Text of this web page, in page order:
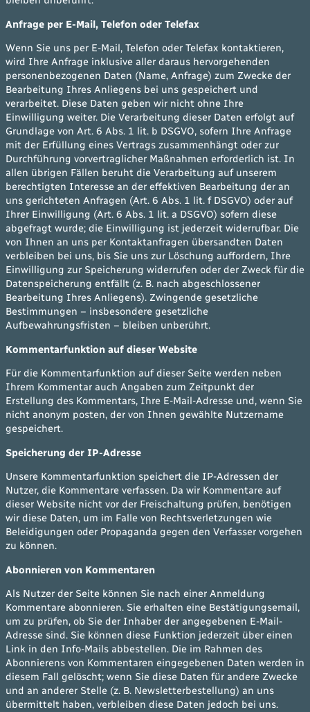
Anfrage per E-Mail, Telefon oder Telefax
Wenn Sie uns per E-Mail, Telefon oder Telefax kontaktieren,
wird Ihre Anfrage inklusive aller daraus hervorgehenden
personenbezogenen Daten (Name, Anfrage) zum Zwecke der
Bearbeitung Ihres Anliegens bei uns gespeichert und
verarbeitet. Diese Daten geben wir nicht ohne Ihre
Einwilligung weiter. Die Verarbeitung dieser Daten erfolgt auf
Grundlage von Art. 6 Abs. 1 lit. b DSGVO, sofern Ihre Anfrage
mit der Erfüllung eines Vertrags zusammenhängt oder zur
Durchführung vorvertraglicher Maßnahmen erforderlich ist. In
allen übrigen Fällen beruht die Verarbeitung auf unserem
berechtigten Interesse an der effektiven Bearbeitung der an
uns gerichteten Anfragen (Art. 6 Abs. 1 lit. f DSGVO) oder auf
Ihrer Einwilligung (Art. 6 Abs. 1 lit. a DSGVO) sofern diese
abgefragt wurde; die Einwilligung ist jederzeit widerrufbar. Die
von Ihnen an uns per Kontaktanfragen übersandten Daten
verbleiben bei uns, bis Sie uns zur Löschung auffordern, Ihre
Einwilligung zur Speicherung widerrufen oder der Zweck für die
Datenspeicherung entfällt (z. B. nach abgeschlossener
Bearbeitung Ihres Anliegens). Zwingende gesetzliche
Bestimmungen – insbesondere gesetzliche
Aufbewahrungsfristen – bleiben unberührt.
Kommentarfunktion auf dieser Website
Für die Kommentarfunktion auf dieser Seite werden neben
Ihrem Kommentar auch Angaben zum Zeitpunkt der
Erstellung des Kommentars, Ihre E-Mail-Adresse und, wenn Sie
nicht anonym posten, der von Ihnen gewählte Nutzername
gespeichert.
Speicherung der IP-Adresse
Unsere Kommentarfunktion speichert die IP-Adressen der
Nutzer, die Kommentare verfassen. Da wir Kommentare auf
dieser Website nicht vor der Freischaltung prüfen, benötigen
wir diese Daten, um im Falle von Rechtsverletzungen wie
Beleidigungen oder Propaganda gegen den Verfasser vorgehen
zu können.
Abonnieren von Kommentaren
Als Nutzer der Seite können Sie nach einer Anmeldung
Kommentare abonnieren. Sie erhalten eine Bestätigungsemail,
um zu prüfen, ob Sie der Inhaber der angegebenen E-Mail-
Adresse sind. Sie können diese Funktion jederzeit über einen
Link in den Info-Mails abbestellen. Die im Rahmen des
Abonnierens von Kommentaren eingegebenen Daten werden in
diesem Fall gelöscht; wenn Sie diese Daten für andere Zwecke
und an anderer Stelle (z. B. Newsletterbestellung) an uns
übermittelt haben, verbleiben diese Daten jedoch bei uns.